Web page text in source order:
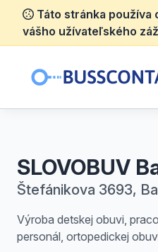
Táto stránka používa
vášho užívateľského
SLOVOBUV
Štefánikova 3693,
Výroba detskej obuvi,
personál, ortopedickej